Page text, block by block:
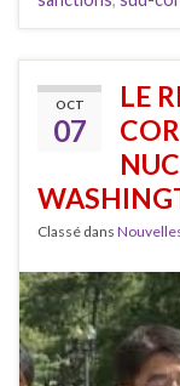
OCT
07
LE
Classé dans